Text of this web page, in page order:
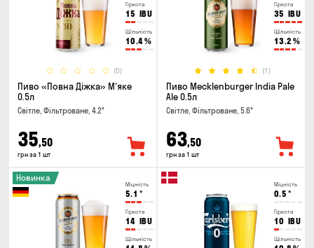
Гіркота
15 IBU
Щільність
10.4%
(0)
Пиво «Повна Діжка» М'яке
0.5л
Світле, Фільтроване, 4.2°
35,50
грн за 1 шт
Гіркота
35 IBU
Щільність
13.2 %
(1)
Пиво Mecklenburger India Pale
Ale 0.5л
Світле, Фільтроване, 5.6°
63,50
грн за 1 шт
Міцність
5.1 °
Гіркота
14 IBU
Щільність
Новинка
Міцність
0.5 °
Гіркота
10 IBU
Щільність